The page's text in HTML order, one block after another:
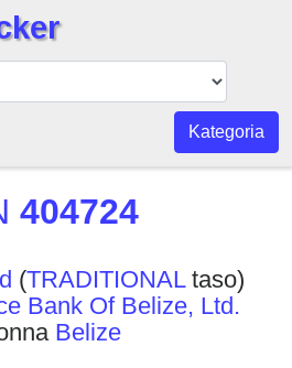
Kategoria
404724
(TRADITIONALtaso)
Bank Of Belize, Ltd.
Belize